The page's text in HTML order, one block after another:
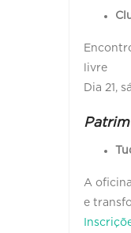
livre
Dia 21,
A
e